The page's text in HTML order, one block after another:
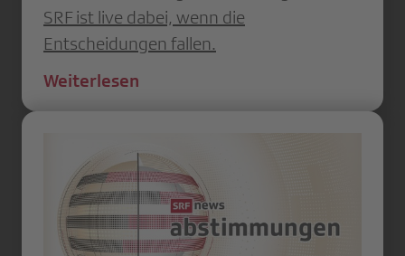
SRF ist live dabei, wenn die
Entscheidungen fallen.
Weiterlesen